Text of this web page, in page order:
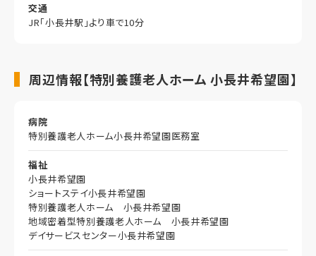
交通
JR「小長井駅」より車で10分
周辺情報【特別養護老人ホーム 小長井希望園】
病院
特別養護老人ホーム小長井希望園医務室
福祉
小長井希望園
ショートステイ小長井希望園
特別養護老人ホーム 小長井希望園
地域密着型特別養護老人ホーム 小長井希望園
デイサービスセンター小長井希望園